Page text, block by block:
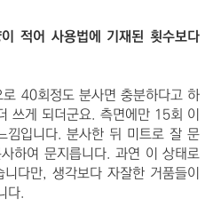
적어 사용법에 기재된 횟수보다
40회정도 분사면 충분하다고 하
쓰게 되더군요. 측면에만 15회 이
입니다. 분사한 뒤 미트로 잘 문
하여 문지릅니다. 과연 이 상태로
다만, 생각보다 자잘한 거품들이
다.